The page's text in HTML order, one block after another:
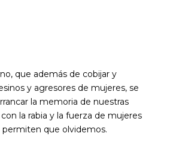
que además de cobijar y
y agresores de mujeres, se
la memoria de nuestras
la rabia y la fuerza de mujeres
permiten que olvidemos.